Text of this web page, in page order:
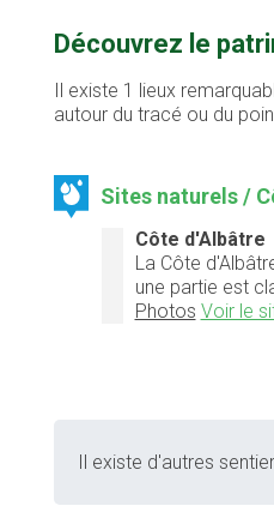
Découvrez le
Il existe 1 lieux
autour du tracé ou du
Sites naturels /
Côte d'Albâtre
La Côte
une partie est
Photos Voir le
Il existe d'autres